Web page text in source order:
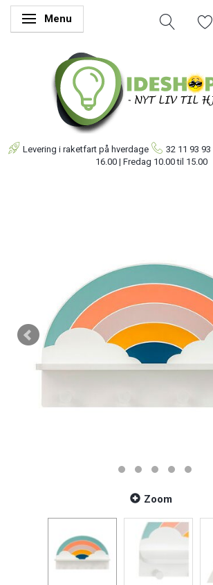
Skifte navigation
Menu
Levering i raketfart på hverdage 32 11 93 93
16.00 | Fredag 10.00 til 15.00
Zoom